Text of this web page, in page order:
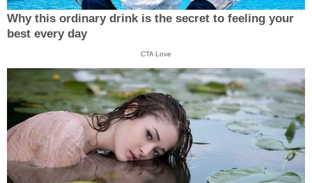
Why this ordinary drink is the secret to feeling your
best every day
CTA Love